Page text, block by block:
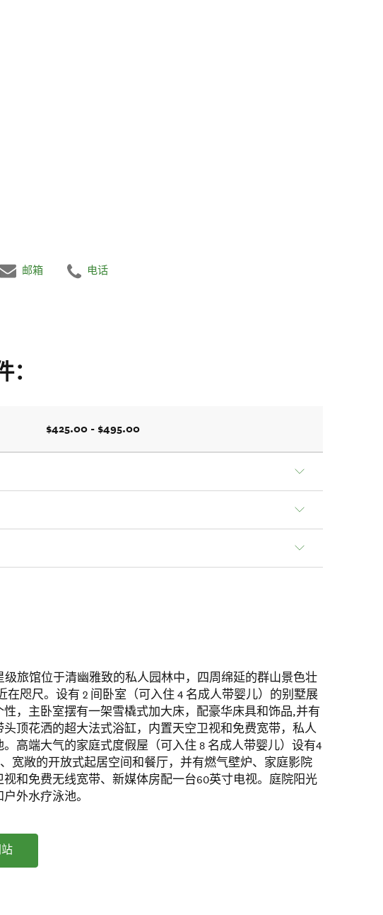
邮箱 电话
$425.00 - $495.00
级旅馆位于清幽雅致的私人园林中，四周绵延的群山景色壮
在咫尺。设有 2 间卧室（可入住 4 名成人带婴儿）的别墅展
性，主卧室摆有一架雪橇式加大床，配豪华床具和饰品,并有
头顶花洒的超大法式浴缸，内置天空卫视和免费宽带，私人
高端大气的家庭式度假屋（可入住 8 名成人带婴儿）设有4
宽敞的开放式起居空间和餐厅，并有燃气壁炉、家庭影院
视和免费无线宽带、新媒体房配一台60英寸电视。庭院阳光
外水疗泳池。